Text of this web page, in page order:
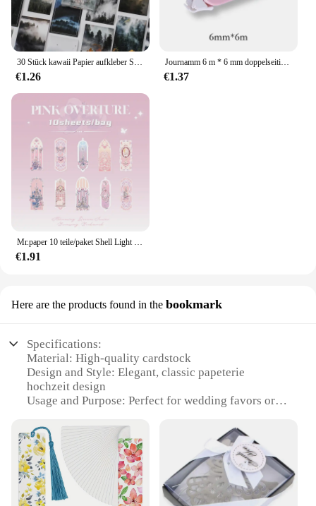
€1.26
Journamm 6 m * 6 mm doppelseitiges Klebeband mit Punkten, DIY, Scrapbooking, Collage, Fotoalbum, Schule, Schreibwaren, Rollenband
€1.37
€1.91
Here are the products found in the bookmark
Specifications:
Material: High-quality cardstock
Design and Style: Elegant, classic papeterie
hochzeit design
Usage and Purpose: Perfect for wedding favors or
Quantity: Available in sets of 10 or 25 bookmarks
Performance and Property: Durable and resistant to
wear
Shape and Size: Standard bookmark dimensions
Features: